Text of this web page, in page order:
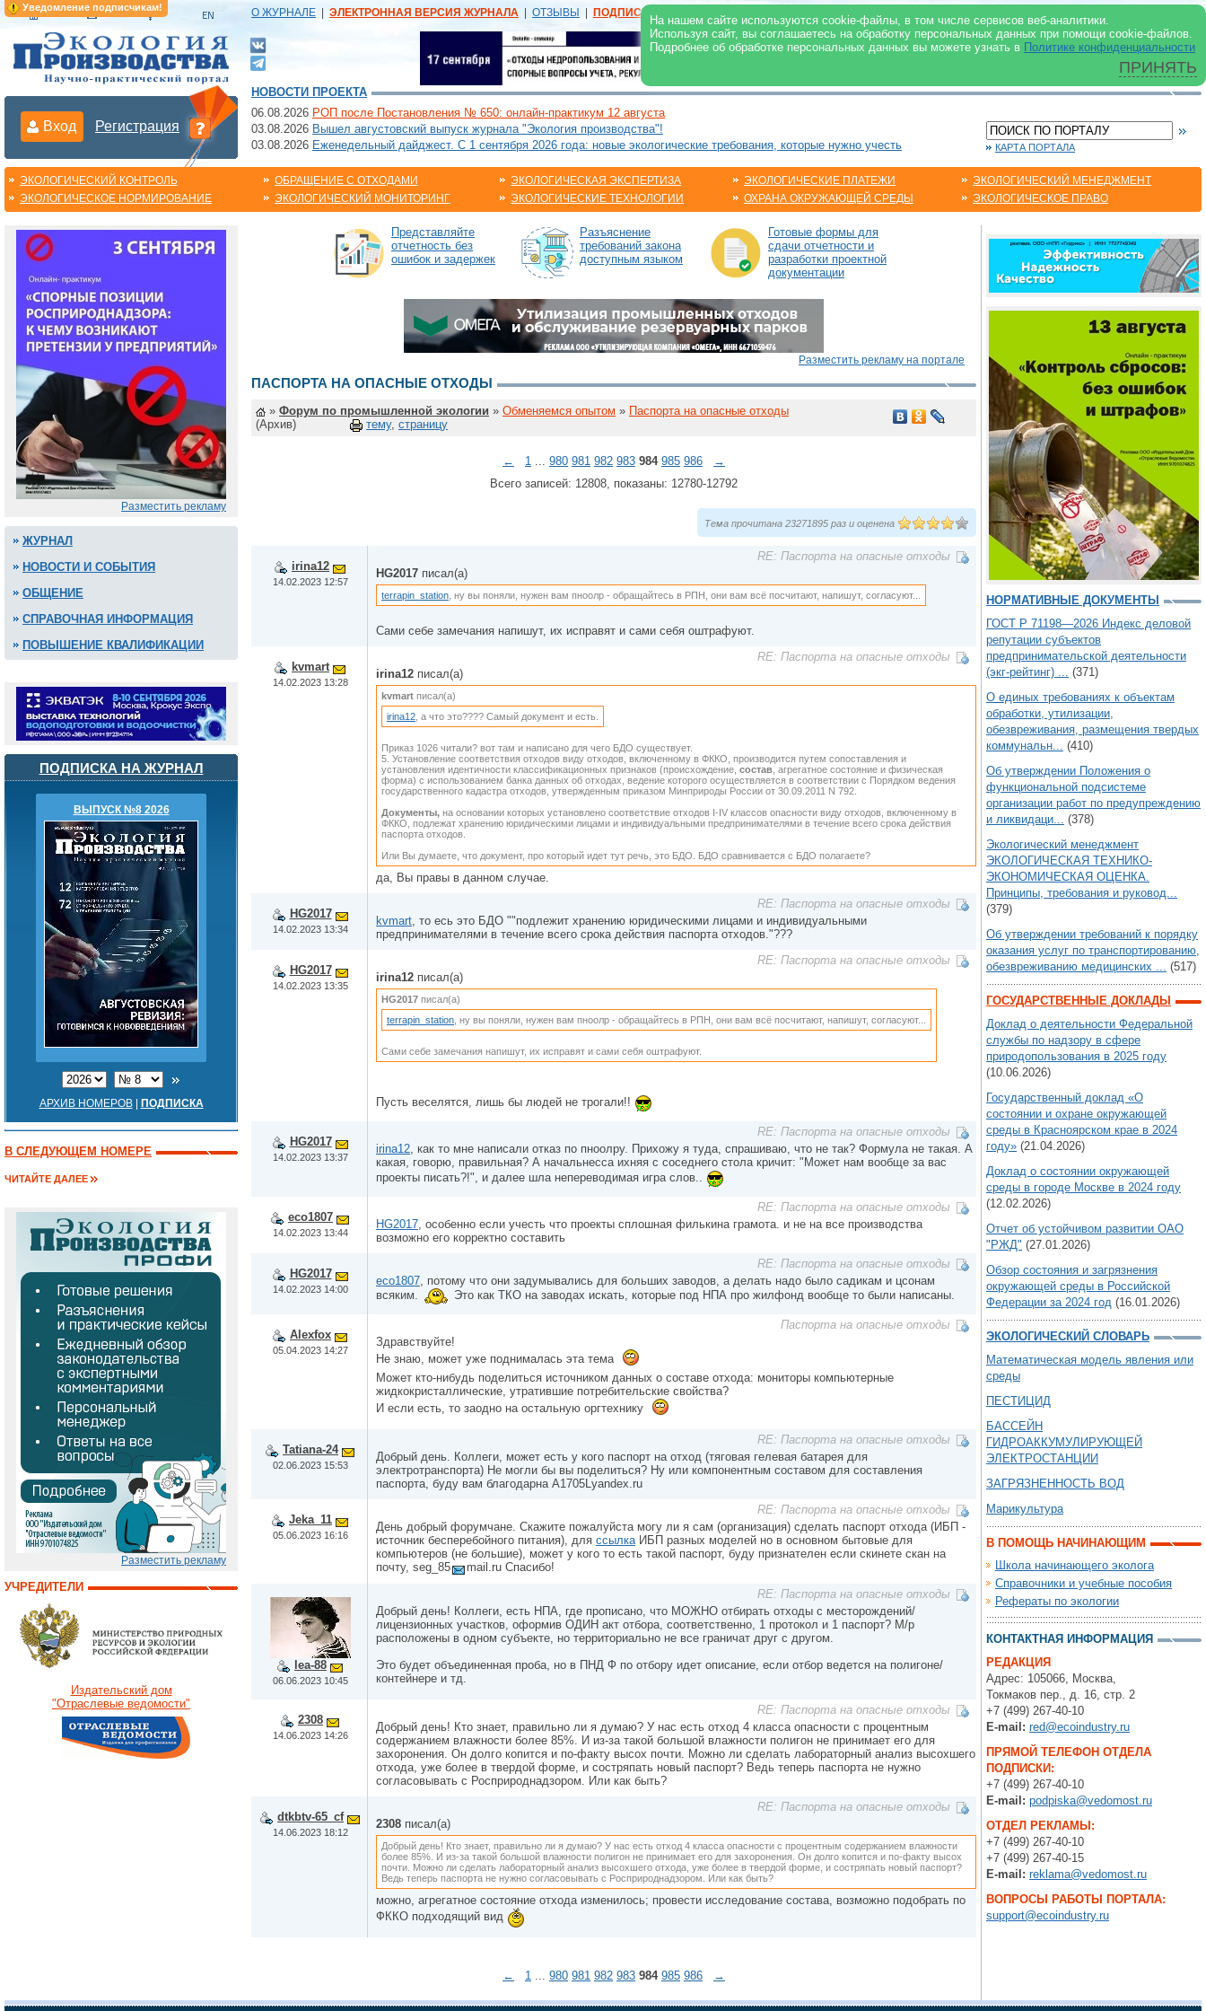
Уведомление подписчикам!
На нашем сайте используются cookie-файлы, в том числе сервисов веб-аналитики.
Используя сайт, вы соглашаетесь на обработку персональных данных при помощи cookie-файлов.
Подробнее об обработке персональных данных вы можете узнать в Политике конфиденциальности
ПРИНЯТЬ
О ЖУРНАЛЕ ЭЛЕКТРОННАЯ ВЕРСИЯ ЖУРНАЛА ОТЗЫВЫ ПОДПИСКА | В ЖУРНАЛЕ В ИНТЕРНЕТ
Вход Регистрация
НОВОСТИ ПРОЕКТА
06.08.2026 РОП после Постановления № 650: онлайн-практикум 12 августа
03.08.2026 Вышел августовский выпуск журнала "Экология производства"!
03.08.2026 Еженедельный дайджест. С 1 сентября 2026 года: новые экологические требования, которые нужно учесть КАРТА ПОРТАЛА
ЭКОЛОГИЧЕСКИЙ КОНТРОЛЬ
ЭКОЛОГИЧЕСКОЕ НОРМИРОВАНИЕ
ОБРАЩЕНИЕ С ОТХОДАМИ
ЭКОЛОГИЧЕСКИЙ МОНИТОРИНГ
ЭКОЛОГИЧЕСКАЯ ЭКСПЕРТИЗА
ЭКОЛОГИЧЕСКИЕ ТЕХНОЛОГИИ
ЭКОЛОГИЧЕСКИЕ ПЛАТЕЖИ
ОХРАНА ОКРУЖАЮЩЕЙ СРЕДЫ
ЭКОЛОГИЧЕСКИЙ МЕНЕДЖМЕНТ
ЭКОЛОГИЧЕСКОЕ ПРАВО
Разместить рекламу
ЖУРНАЛ
НОВОСТИ И СОБЫТИЯ
ОБЩЕНИЕ
СПРАВОЧНАЯ ИНФОРМАЦИЯ
ПОВЫШЕНИЕ КВАЛИФИКАЦИИ
ПОДПИСКА НА ЖУРНАЛ
ВЫПУСК №8 2026
АРХИВ НОМЕРОВ| ПОДПИСКА
В СЛЕДУЮЩЕМ НОМЕРЕ
ЧИТАЙТЕ ДАЛЕЕ
Разместить рекламу
УЧРЕДИТЕЛИ
Издательский дом
"Отраслевые ведомости"
Представляйте
отчетность без
ошибок и задержек
Разъяснение
требований закона
доступным языком
Готовые формы для
сдачи отчетности и
разработки проектной
документации
Разместить рекламу на портале
ПАСПОРТА НА ОПАСНЫЕ ОТХОДЫ
» Форум по промышленной экологии » Обменяемся опытом » Паспорта на опасные отходы
(Архив)
тему, страницу
← 1 ... 980 981 982 983 984 985 986
→
Всего записей: 12808, показаны: 12780-12792
Тема прочитана 23271895 раз и оценена
irina12
14.02.2023 12:57
RE: Паспорта на опасные отходы
HG2017 писал(а)
terrapin_station , ну вы поняли, нужен вам пноолр - обращайтесь в РПН, они вам всё посчитают, напишут, согласуют...
Сами себе замечания напишут, их исправят и сами себя оштрафуют.
kvmart
14.02.2023 13:28
RE: Паспорта на опасные отходы
irina12 писал(а)
kvmart писал(а)
irina12 , а что это???? Самый документ и есть.
Приказ 1026 читали? вот там и написано для чего БДО существует.
5. Установление соответствия отходов виду отходов, включенному в ФККО, производится путем сопоставления и
установления идентичности классификационных признаков (происхождение, состав , агрегатное состояние и физическая
форма) с использованием банка данных об отходах, ведение которого осуществляется в соответствии с Порядком ведения
государственного кадастра отходов, утвержденным приказом Минприроды России от 30.09.2011 N 792.
Документы, на основании которых установлено соответствие отходов I-IV классов опасности виду отходов, включенному в
ФККО, подлежат хранению юридическими лицами и индивидуальными предпринимателями в течение всего срока действия
паспорта отходов.
Или Вы думаете, что документ, про который идет тут речь, это БДО. БДО сравнивается с БДО полагаете?
да, Вы правы в данном случае.
HG2017
14.02.2023 13:34
RE: Паспорта на опасные отходы
kvmart, то есь это БДО ""подлежит хранению юридическими лицами и индивидуальными
предпринимателями в течение всего срока действия паспорта отходов."???
HG2017
14.02.2023 13:35
RE: Паспорта на опасные отходы
irina12 писал(а)
HG2017 писал(а)
terrapin_station , ну вы поняли, нужен вам пноолр - обращайтесь в РПН, они вам всё посчитают, напишут, согласуют...
Сами себе замечания напишут, их исправят и сами себя оштрафуют.
Пусть веселятся, лишь бы людей не трогали!!
HG2017
14.02.2023 13:37
RE: Паспорта на опасные отходы
irina12, как то мне написали отказ по пноолру. Прихожу я туда, спрашиваю, что не так? Формула не такая. А
какая, говорю, правильная? А начальнесса ихняя с соседнего стола кричит: "Может нам вообще за вас
проекты писать?!", и далее шла непереводимая игра слов..
eco1807
14.02.2023 13:44
RE: Паспорта на опасные отходы
HG2017, особенно если учесть что проекты сплошная филькина грамота. и не на все производства
возможно его корректно составить
HG2017
14.02.2023 14:00
RE: Паспорта на опасные отходы
eco1807, потому что они задумывались для больших заводов, а делать надо было садикам и цсонам
всяким.
Это как ТКО на заводах искать, которые под НПА про жилфонд вообще то были написаны.
Alexfox
05.04.2023 14:27
Паспорта на опасные отходы
Здравствуйте!
Не знаю, может уже поднималась эта тема
Может кто-нибудь поделиться источником данных о составе отхода: мониторы компьютерные
жидкокристаллические, утратившие потребительские свойства?
И если есть, то заодно на остальную оргтехнику
Tatiana-24
02.06.2023 15:53
RE: Паспорта на опасные отходы
Добрый день. Коллеги, может есть у кого паспорт на отход (тяговая гелевая батарея для
электротранспорта) Не могли бы вы поделиться? Ну или компонентным составом для составления
паспорта, буду вам благодарна A1705Lyandex.ru
Jeka_11
05.06.2023 16:16
RE: Паспорта на опасные отходы
День добрый форумчане. Скажите пожалуйста могу ли я сам (организация) сделать паспорт отхода (ИБП -
источник бесперебойного питания), для ссылкаИБП разных моделей но в основном бытовые для
компьютеров (не большие), может у кого то есть такой паспорт, буду признателен если скинете скан на
почту, seg_85
mail.ru Спасибо!
lea-88
06.06.2023 10:45
RE: Паспорта на опасные отходы
Добрый день! Коллеги, есть НПА, где прописано, что МОЖНО отбирать отходы с месторождений/
лицензионных участков, оформив ОДИН акт отбора, соответственно, 1 протокол и 1 паспорт? М/р
расположены в одном субъекте, но территориально не все граничат друг с другом.
Это будет объединенная проба, но в ПНД Ф по отбору идет описание, если отбор ведется на полигоне/
контейнере и тд.
2308
14.06.2023 14:26
RE: Паспорта на опасные отходы
Добрый день! Кто знает, правильно ли я думаю? У нас есть отход 4 класса опасности с процентным
содержанием влажности более 85%. И из-за такой большой влажности полигон не принимает его для
захоронения. Он долго копится и по-факту высох почти. Можно ли сделать лабораторный анализ высохшего
отхода, уже более в твердой форме, и состряпать новый паспорт? Ведь теперь паспорта не нужно
согласовывать с Росприроднадзором. Или как быть?
dtkbtv-65_cf
14.06.2023 18:12
RE: Паспорта на опасные отходы
2308 писал(а)
Добрый день! Кто знает, правильно ли я думаю? У нас есть отход 4 класса опасности с процентным содержанием влажности
более 85%. И из-за такой большой влажности полигон не принимает его для захоронения. Он долго копится и по-факту высох
почти. Можно ли сделать лабораторный анализ высохшего отхода, уже более в твердой форме, и состряпать новый паспорт?
Ведь теперь паспорта не нужно согласовывать с Росприроднадзором. Или как быть?
можно, агрегатное состояние отхода изменилось; провести исследование состава, возможно подобрать по
ФККО подходящий вид
← 1 ... 980 981 982 983 984 985 986 →
НОРМАТИВНЫЕ ДОКУМЕНТЫ
ГОСТ Р 71198—2026 Индекс деловой
репутации субъектов
предпринимательской деятельности
(экг-рейтинг) ... (371)
О единых требованиях к объектам
обработки, утилизации,
обезвреживания, размещения твердых
коммунальн... (410)
Об утверждении Положения о
функциональной подсистеме
организации работ по предупреждению
и ликвидаци... (378)
Экологический менеджмент
ЭКОЛОГИЧЕСКАЯ ТЕХНИКО-
ЭКОНОМИЧЕСКАЯ ОЦЕНКА.
Принципы, требования и руковод...
(379)
Об утверждении требований к порядку
оказания услуг по транспортированию,
обезвреживанию медицинских ... (517)
ГОСУДАРСТВЕННЫЕ ДОКЛАДЫ
Доклад о деятельности Федеральной
службы по надзору в сфере
природопользования в 2025 году
(10.06.2026)
Государственный доклад «О
состоянии и охране окружающей
среды в Красноярском крае в 2024
году» (21.04.2026)
Доклад о состоянии окружающей
среды в городе Москве в 2024 году
(12.02.2026)
Отчет об устойчивом развитии ОАО
"РЖД" (27.01.2026)
Обзор состояния и загрязнения
окружающей среды в Российской
Федерации за 2024 год (16.01.2026)
ЭКОЛОГИЧЕСКИЙ СЛОВАРЬ
Математическая модель явления или
среды
ПЕСТИЦИД
БАССЕЙН
ГИДРОАККУМУЛИРУЮЩЕЙ
ЭЛЕКТРОСТАНЦИИ
ЗАГРЯЗНЕННОСТЬ ВОД
Марикультура
В ПОМОЩЬ НАЧИНАЮЩИМ
Школа начинающего эколога
Справочники и учебные пособия
Рефераты по экологии
КОНТАКТНАЯ ИНФОРМАЦИЯ
РЕДАКЦИЯ
Адрес: 105066, Москва,
Токмаков пер., д. 16, стр. 2
+7 (499) 267-40-10
E-mail: red@ecoindustry.ru
ПРЯМОЙ ТЕЛЕФОН ОТДЕЛА
ПОДПИСКИ:
+7 (499) 267-40-10
E-mail: podpiska@vedomost.ru
ОТДЕЛ РЕКЛАМЫ:
+7 (499) 267-40-10
+7 (499) 267-40-15
E-mail: reklama@vedomost.ru
ВОПРОСЫ РАБОТЫ ПОРТАЛА:
support@ecoindustry.ru